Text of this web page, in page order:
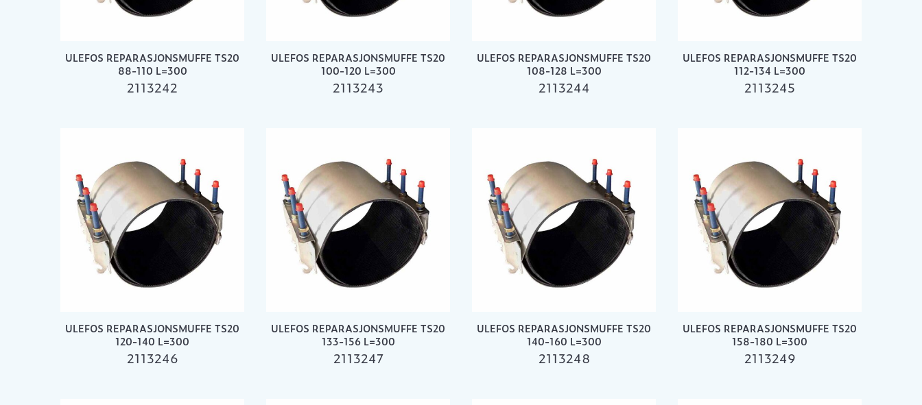
ULEFOS REPARASJONSMUFFE TS20
88-110 L=300
2113242
ULEFOS REPARASJONSMUFFE TS20
100-120 L=300
2113243
ULEFOS REPARASJONSMUFFE TS20
108-128 L=300
2113244
ULEFOS REPARASJONSMUFFE TS20
112-134 L=300
2113245
ULEFOS REPARASJONSMUFFE TS20
120-140 L=300
2113246
ULEFOS REPARASJONSMUFFE TS20
133-156 L=300
2113247
ULEFOS REPARASJONSMUFFE TS20
140-160 L=300
2113248
ULEFOS REPARASJONSMUFFE TS20
158-180 L=300
2113249